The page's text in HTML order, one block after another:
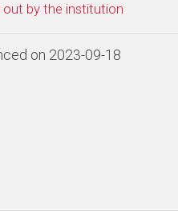
out by the institution
on 2023-09-18